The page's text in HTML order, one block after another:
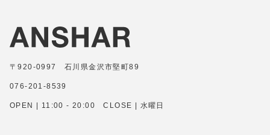
〒920-0997 石川県金沢市堅町89
076-201-8539
OPEN | 11:00 - 20:00 CLOSE | 水曜日